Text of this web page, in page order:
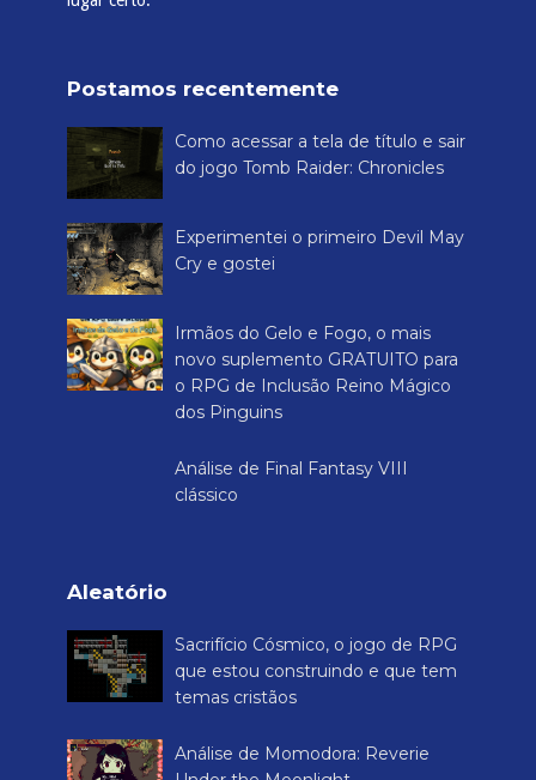
Postamos recentemente
Como acessar a tela de título e sair
do jogo Tomb Raider: Chronicles
Experimentei o primeiro Devil May
Cry e gostei
Irmãos do Gelo e Fogo, o mais
novo suplemento GRATUITO para
o RPG de Inclusão Reino Mágico
dos Pinguins
Análise de Final Fantasy VIII
clássico
Aleatório
Sacrifício Cósmico, o jogo de RPG
que estou construindo e que tem
temas cristãos
Análise de Momodora: Reverie